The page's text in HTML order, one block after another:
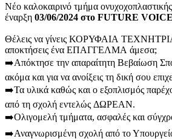
Νέο καλοκαιρινό τμήμα
έναρξη 03/06/2024 στο FUTURE VOICE
Θέλεις να γίνεις ΚΟΡΥΦΑΙΑ
αποκτήσεις ένα ΕΠΑΓΓΕΛΜΑ άμεσα;
➡️Απόκτησε την απαραίτητη Βεβαίωση
ακόμα και για να ανοίξεις τη δική σου
➡️Τα υλικά καθώς και ο εξοπλισμός
από τη σχολή εντελώς ΔΩΡΕΑΝ.
➡️Ολιγομελή τμήματα, ασφαλές και
➡️Αναγνωρισμένη σχολή από το